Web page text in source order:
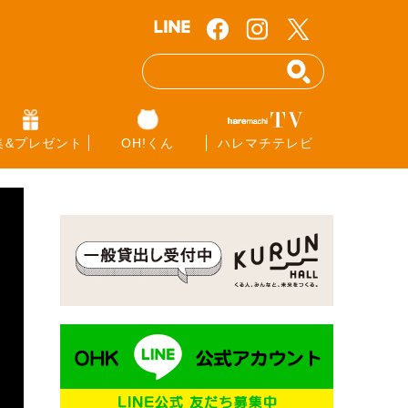
&プレゼント OH!くん ハレマチテレビ